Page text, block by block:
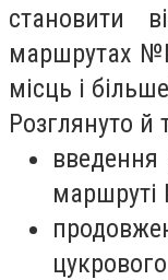
становити
маршрутах
місць і
Розглянуто й
введення